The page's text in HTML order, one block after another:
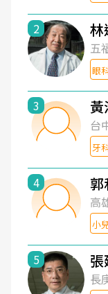
2 林
五
眼
3 黃
台
牙
4 郭
高
小
5 張
長